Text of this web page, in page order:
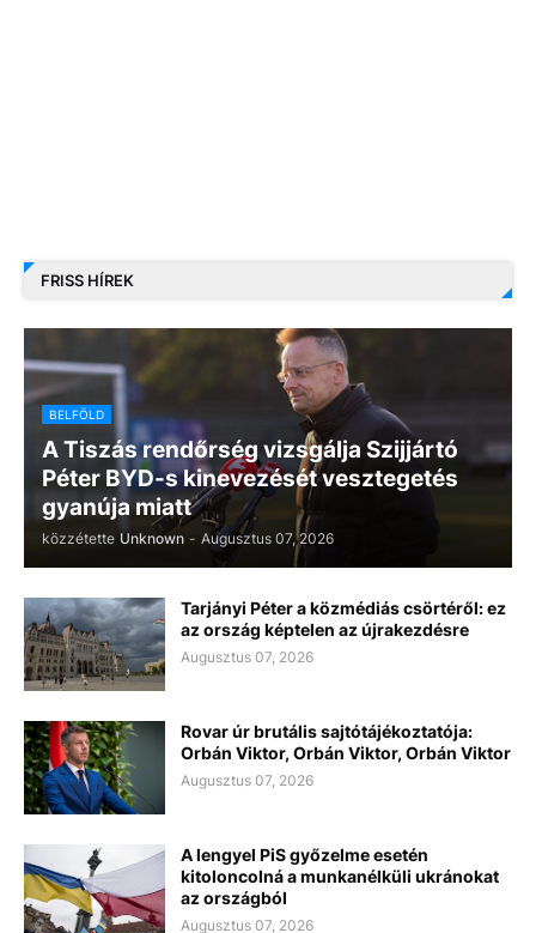
FRISS HÍREK
BELFÖLD
A Tiszás rendőrség vizsgálja Szijjártó
Péter BYD-s kinevezését vesztegetés
gyanúja miatt
közzétette Unknown - Augusztus 07, 2026
Tarjányi Péter a közmédiás csörtéről: ez
az ország képtelen az újrakezdésre
Augusztus 07, 2026
Rovar úr brutális sajtótájékoztatója:
Orbán Viktor, Orbán Viktor, Orbán Viktor
Augusztus 07, 2026
A lengyel PiS győzelme esetén
kitoloncolná a munkanélküli ukránokat
az országból
Augusztus 07, 2026